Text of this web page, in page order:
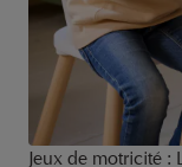
Jeux de motricité